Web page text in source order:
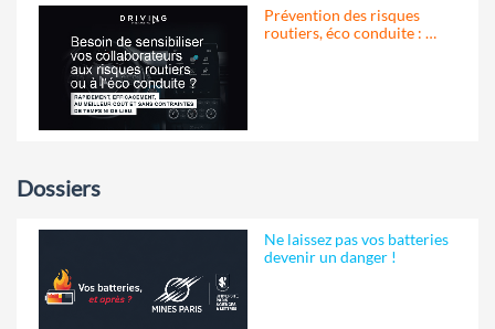
Prévention des risques
routiers, éco conduite : …
Dossiers
Ne laissez pas vos batteries
devenir un danger !